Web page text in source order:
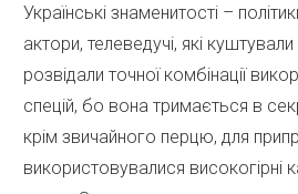
Українські знаменитості –
актори, телеведучі, які
розвідали точної комбінації
спецій, бо вона тримається в
крім звичайного перцю, для
використовувалися високогірні